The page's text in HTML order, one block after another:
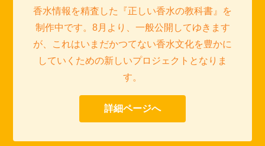
香水情報を精査した『正しい香水の教科書』を
制作中です。8月より、一般公開してゆきます
が、これはいまだかつてない香水文化を豊かに
していくための新しいプロジェクトとなりま
す。
詳細ページへ